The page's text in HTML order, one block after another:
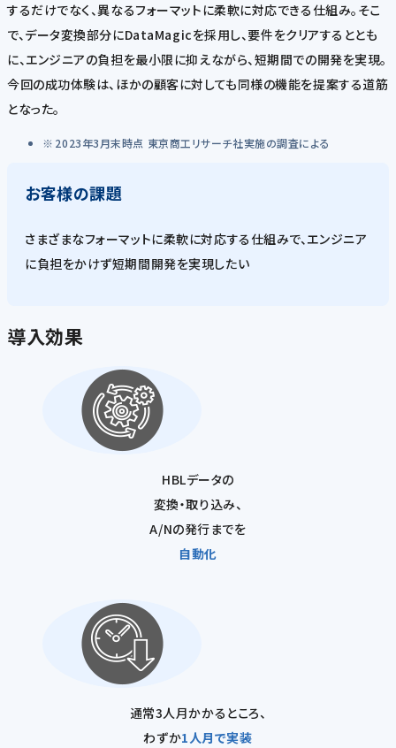
するだけでなく、異なるフォーマットに柔軟に対応できる仕組み。そこ
で、データ変換部分にDataMagicを採用し、要件をクリアするととも
に、エンジニアの負担を最小限に抑えながら、短期間での開発を実現。
今回の成功体験は、ほかの顧客に対しても同様の機能を提案する道筋
となった。
2023年3月末時点 東京商工リサーチ社実施の調査による
お客様の課題
さまざまなフォーマットに柔軟に対応する仕組みで、エンジニア
に負担をかけず短期間開発を実現したい
導入効果
HBLデータの
変換・取り込み、
A/Nの発行までを
自動化
通常3人月かかるところ、
わずか1人月で実装